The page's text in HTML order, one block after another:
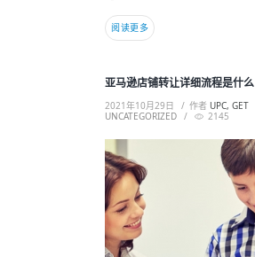
阅读更多
亚马逊店铺转让详细流程是什么
2021年10月29日 作者 UPC, GET
UNCATEGORIZED
2145